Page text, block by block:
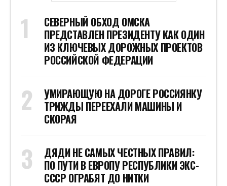
СЕВЕРНЫЙ ОБХОД ОМСКА
ПРЕДСТАВЛЕН ПРЕЗИДЕНТУ КАК ОДИН
ИЗ КЛЮЧЕВЫХ ДОРОЖНЫХ ПРОЕКТОВ
РОССИЙСКОЙ ФЕДЕРАЦИИ
УМИРАЮЩУЮ НА ДОРОГЕ РОССИЯНКУ
ТРИЖДЫ ПЕРЕЕХАЛИ МАШИНЫ И
СКОРАЯ
ДЯДИ НЕ САМЫХ ЧЕСТНЫХ ПРАВИЛ:
ПО ПУТИ В ЕВРОПУ РЕСПУБЛИКИ ЭКС-
СССР ОГРАБЯТ ДО НИТКИ